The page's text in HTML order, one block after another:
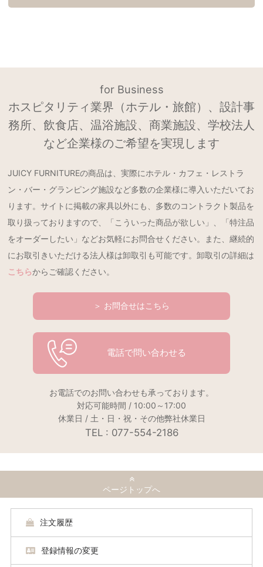
for Business
ホスピタリティ業界（ホテル・旅館）、設計事
務所、飲食店、温浴施設、商業施設、学校法人
など企業様のご希望を実現します
JUICY FURNITUREの商品は、実際にホテル・カフェ・レストラ
ン・バー・グランピング施設など多数の企業様に導入いただいてお
ります。サイトに掲載の家具以外にも、多数のコントラクト製品を
取り扱っておりますので、「こういった商品が欲しい」、「特注品
をオーダーしたい」などお気軽にお問合せください。また、継続的
にお取引きいただける法人様は卸取引も可能です。卸取引の詳細は
こちらからご確認ください。
＞ お問合せはこちら
電話で問い合わせる
お電話でのお問い合わせも承っております。
対応可能時間 / 10:00～17:00
休業日 / 土・日・祝・その他弊社休業日
TEL : 077-554-2186
ページトップへ
注文履歴
登録情報の変更